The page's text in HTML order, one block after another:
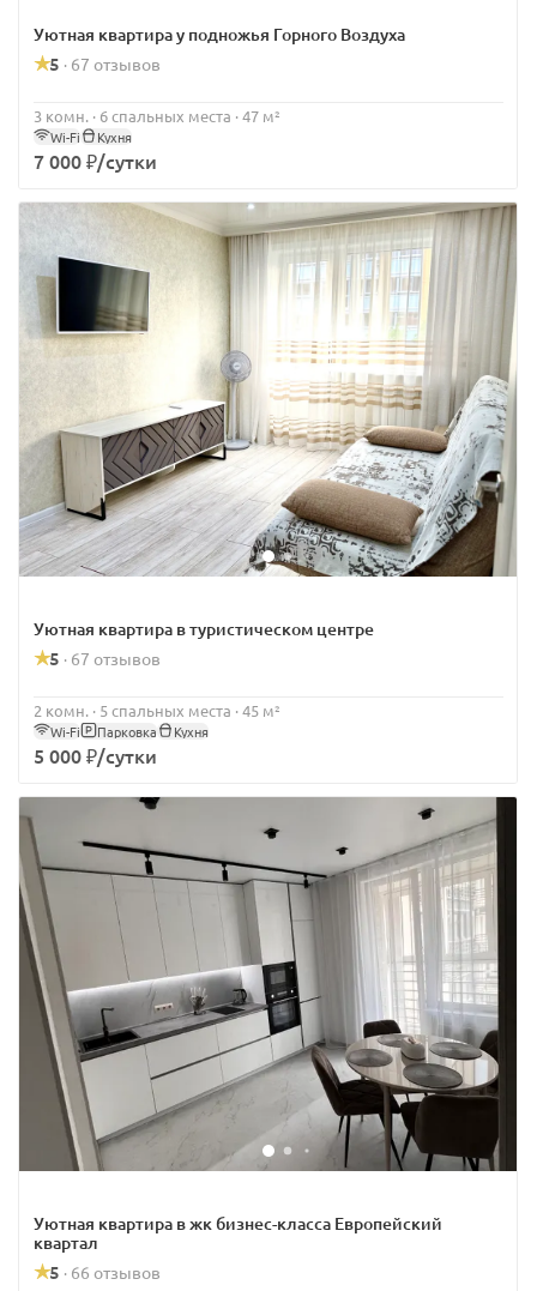
Уютная квартира у подножья Горного Воздуха
5 · 67 отзывов
3 комн. · 6 спальных места · 47 м²
Wi-Fi Кухня
7 000 ₽/сутки
Уютная квартира в туристическом центре
5 · 67 отзывов
2 комн. · 5 спальных места · 45 м²
Wi-Fi Парковка Кухня
5 000 ₽/сутки
Уютная квартира в жк бизнес-класса Европейский
квартал
5 · 66 отзывов